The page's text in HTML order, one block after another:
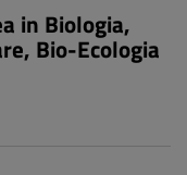
in Biologia,
Bio-Ecologia